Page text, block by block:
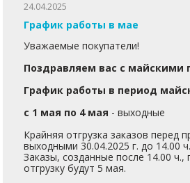
24.04.2025
График работы в мае
Уважаемые покупатели!
Поздравляем вас с майскими
График работы в период
с 1 мая по 4 мая - выходные
Крайняя отгрузка заказов перед
выходными 30.04.2025 г. до 14.00 ч.
Заказы, созданные после 14.00 ч.,
отгрузку будут 5 мая.